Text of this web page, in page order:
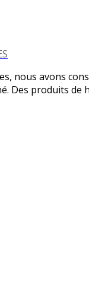
nous avons
Des produits de